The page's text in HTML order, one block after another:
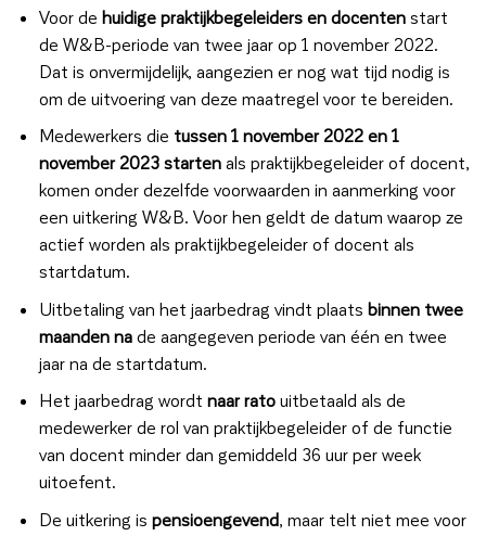
Voor de huidige praktijkbegeleiders en docentenstart
de W&B-periode van twee jaar op 1 november 2022.
Dat is onvermijdelijk, aangezien er nog wat tijd nodig is
om de uitvoering van deze maatregel voor te bereiden.
Medewerkers die tussen 1 november 2022 en 1
november 2023 startenals praktijkbegeleider of docent,
komen onder dezelfde voorwaarden in aanmerking voor
een uitkering W&B. Voor hen geldt de datum waarop ze
actief worden als praktijkbegeleider of docent als
startdatum.
Uitbetaling van het jaarbedrag vindt plaats binnen twee
maanden nade aangegeven periode van één en twee
jaar na de startdatum.
Het jaarbedrag wordt naar ratouitbetaald als de
medewerker de rol van praktijkbegeleider of de functie
van docent minder dan gemiddeld 36 uur per week
uitoefent.
De uitkering is pensioengevend, maar telt niet mee voor